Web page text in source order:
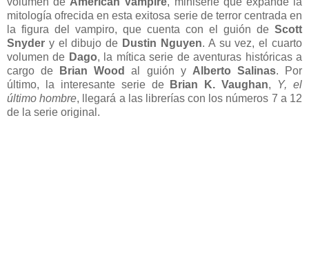
mitología ofrecida en esta exitosa serie de terror centrada en
la figura del vampiro, que cuenta con el guión de Scott
Snyder y el dibujo de Dustin Nguyen. A su vez, el cuarto
volumen de Dago, la mítica serie de aventuras históricas a
cargo de
Brian Wood al guión y Alberto Salinas. Por
último, la interesante serie de
Brian K. Vaughan,
Y, el
último hombre, llegará a las librerías con los números 7 a 12
de la serie original.